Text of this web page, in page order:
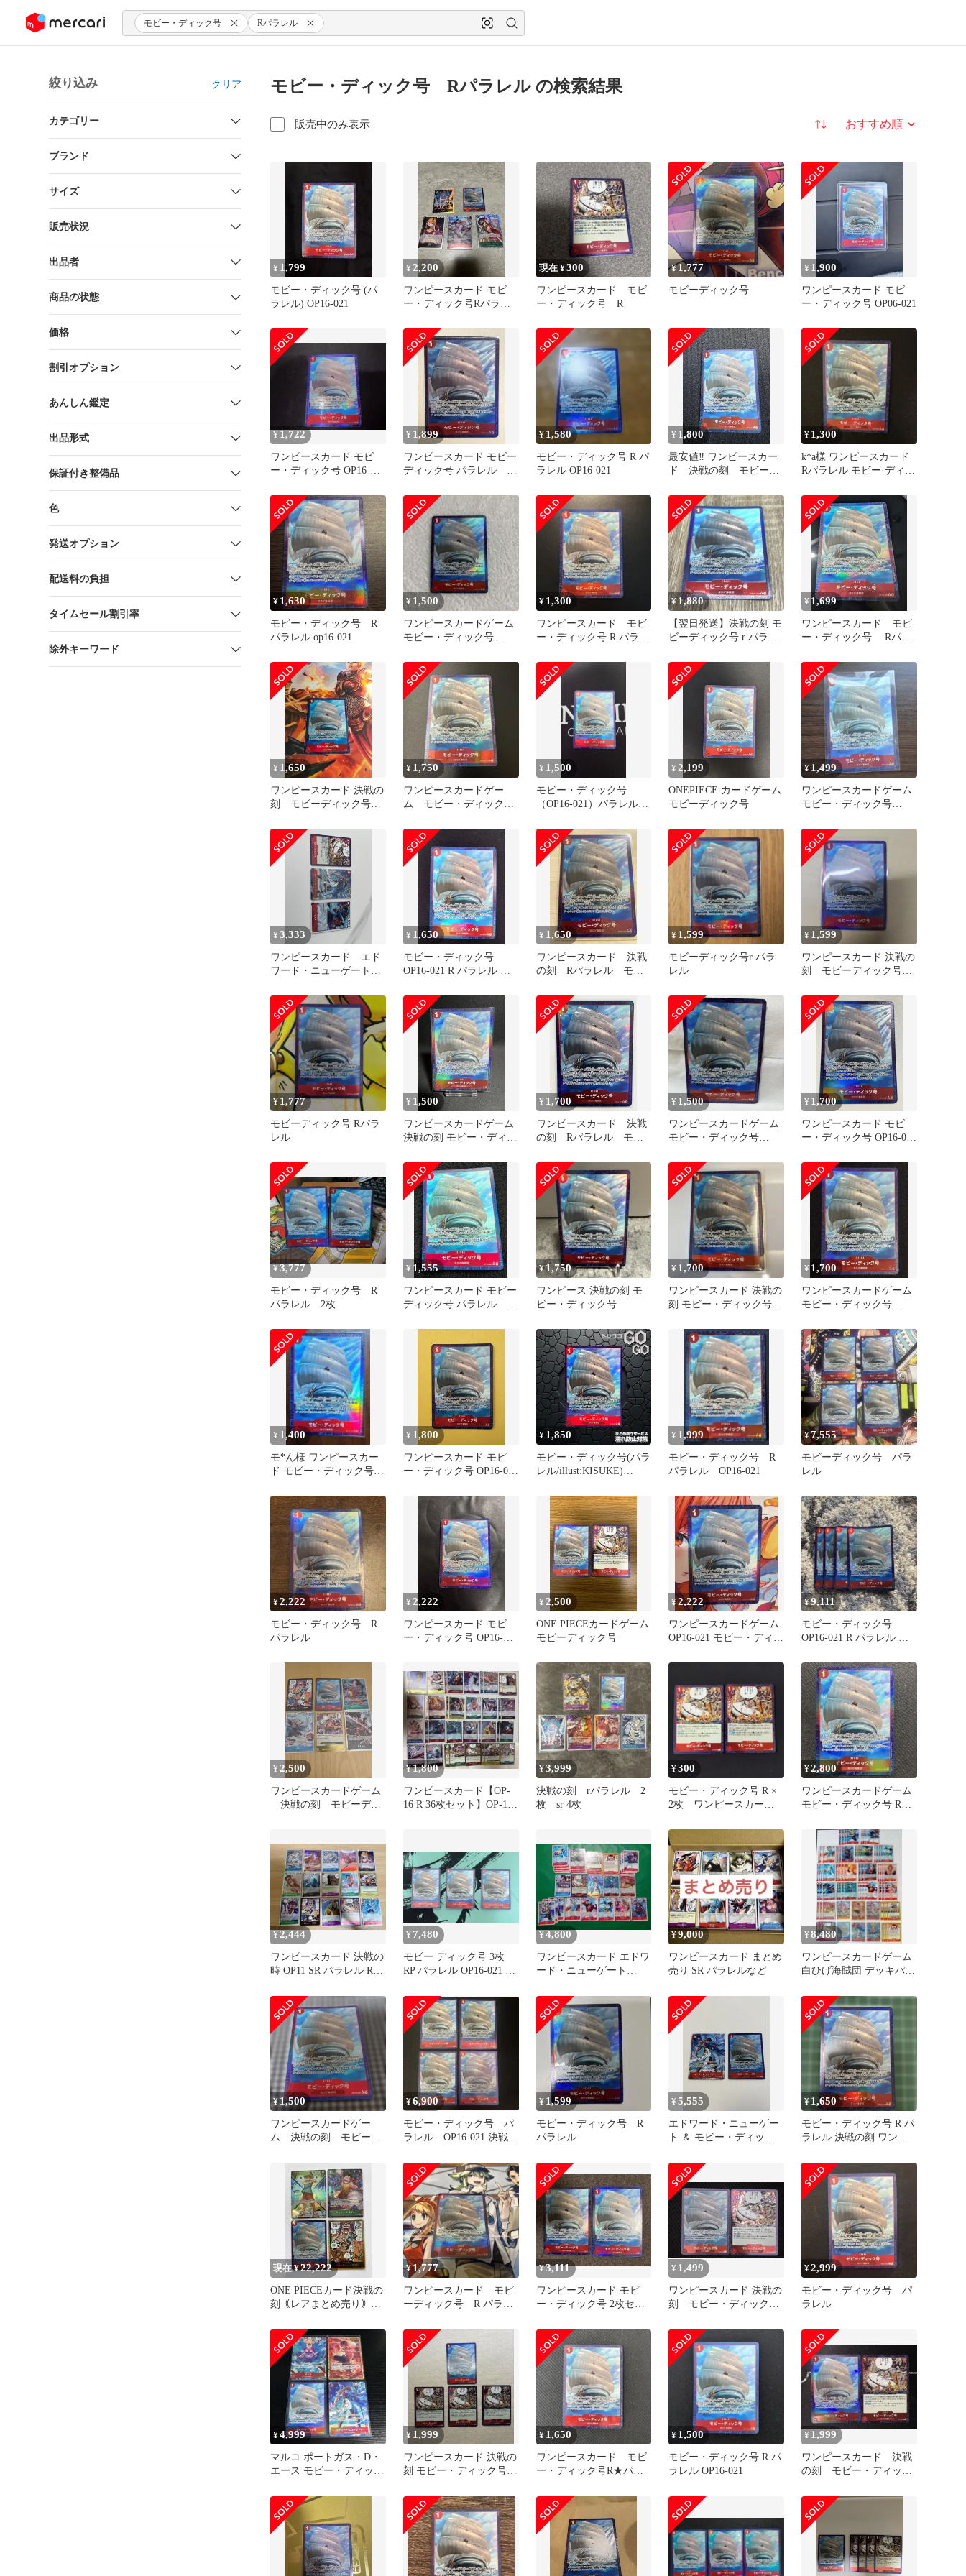
ツにスキップ モビー・ディック号 Rパラレル
絞り込み クリア
カテゴリー
ブランド
サイズ
販売状況
出品者
商品の状態
価格
割引オプション
あんしん鑑定
出品形式
保証付き整備品
色
発送オプション
配送料の負担
タイムセール割引率
除外キーワード
モビー・ディック号 Rパラレル の検索結果
販売中のみ表示 並び替え
¥ 1,799
モビー・ディック号 (パ
ラレル) OP16-021
¥ 2,200
ワンピースカード モビ
ー・ディック号Rパラレ
現在 ¥300
ワンピースカード モビ
ー・ディック号 R
¥1,777
モビーディック号
¥ 1,900
ワンピースカード モビ
ー・ディック号 OP06-021
¥ 1,722
ワンピースカード モビ
ー・ディック号 OP16-
¥ 1,899
ワンピースカード モビー
ディック号 パラレル 決
¥ 1,580
モビー・ディック号 R パ
ラレル OP16-021
¥ 1,800
最安値‼️ ワンピースカー
ド 決戦の刻 モビーデ
¥ 1,300
k*a様 ワンピースカード
Rパラレル モビー·ディッ
¥ 1,630
モビー・ディック号 R
パラレル op16-021
¥ 1,500
ワンピースカードゲーム
モビー・ディック号
¥ 1,300
ワンピースカード モビ
ー・ディック号 R パラレ
¥1,880
【翌日発送】決戦の刻 モ
ビーディック号 r パラレ
¥ 1,699
ワンピースカード モビ
ー・ディック号 Rパラ
¥ 1,650
ワンピースカード 決戦の
刻 モビーディック号
¥ 1,750
ワンピースカードゲー
ム モビー・ディック
¥ 1,500
モビー・ディック号
（OP16-021）パラレルレ
¥ 2,199
ONEPIECE カードゲーム
モビーディック号
¥1,499
ワンピースカードゲーム
モビー・ディック号
¥3,333
ワンピースカード エド
ワード・ニューゲート
¥ 1,650
モビー・ディック号
OP16-021 R パラレル 決
¥ 1,650
ワンピースカード 決戦
の刻 Rパラレル モビ
¥ 1,599
モビーディック号r パラ
レル
¥ 1,599
ワンピースカード 決戦の
刻 モビーディック号
¥ 1,777
モビーディック号 Rパラ
レル
¥ 1,500
ワンピースカードゲーム
決戦の刻 モビー・ディッ
¥ 1,700
ワンピースカード 決戦
の刻 Rパラレル モビ
¥ 1,500
ワンピースカードゲーム
モビー・ディック号
¥ 1,700
ワンピースカード モビ
ー・ディック号 OP16-021
¥3,777
モビー・ディック号 R
パラレル 2枚
¥ 1,555
ワンピースカード モビー
ディック号 パラレル 決
¥1,750
ワンピース 決戦の刻 モ
ビー・ディック号
¥ 1,700
ワンピースカード 決戦の
刻 モビー・ディック号
¥ 1,700
ワンピースカードゲーム
モビー・ディック号
¥ 1,400
モ*ん様 ワンピースカー
ド モビー・ディック号
決
¥ 1,800
ワンピースカード モビ
ー・ディック号 OP16-021
¥ 1,850
モビー・ディック号(パラ
レル/illust:KISUKE)
プレー用 決戦の刻【OP-
16】1
¥ 1,999
モビー・ディック号 R
パラレル OP16-021
¥7,555
モビーディック号 パラ
レル
¥2,222
モビー・ディック号 R
パラレル
¥ 2,222
ワンピースカード モビ
ー・ディック号 OP16-
¥ 2,500
ONE PIECEカードゲーム
モビーディック号
¥2,222
ワンピースカードゲーム
OP16-021 モビー・ディッ
¥9,111
モビー・ディック号
OP16-021 R パラレル レ
¥ 2,500
ワンピースカードゲーム
決戦の刻 モビーディ
¥1,800
ワンピースカード【OP-
16 R 36枚セット】OP-16
¥3,999
決戦の刻 rパラレル 2
枚 sr 4枚
¥300
モビー・ディック号 R ×
2枚 ワンピースカード
¥2,800
ワンピースカードゲーム
モビー・ディック号 Rパ
¥2,444
ワンピースカード 決戦の
時 OP11 SR パラレル R
¥ 7,480
モビー ディック号 3枚
RP パラレル OP16-021 白
¥4,800
ワンピースカード エドワ
ード・ニューゲート
の刻
¥9,000
ワンピースカード まとめ
売り SR パラレルなど
¥8,480
ワンピースカードゲーム
白ひげ海賊団 デッキパー
他
¥ 1,500
ワンピースカードゲー
ム 決戦の刻 モビー・
¥6,900
モビー・ディック号 パ
ラレル OP16-021 決戦の
¥ 1,599
モビー・ディック号 R
パラレル
¥5,555
エドワード・ニューゲー
ト ＆ モビー・ディック
¥ 1,650
モビー・ディック号 R パ
ラレル 決戦の刻 ワンピ
現在 ¥22,222
ONE PIECEカード決戦の
刻｟レアまとめ売り｠ル
¥1,777
ワンピースカード モビ
ーディック号 R パラレ
¥3,111
ワンピースカード モビ
ー・ディック号 2枚セッ
¥ 1,499
ワンピースカード 決戦の
刻 モビー・ディック
¥2,999
モビー・ディック号 パ
ラレル
¥4,999
マルコ ポートガス・D・
エース モビー・ディック
ート
¥ 1,999
ワンピースカード 決戦の
刻 モビー・ディック号 4
¥ 1,650
ワンピースカード モビ
ー・ディック号R★パラ
¥ 1,500
モビー・ディック号 R パ
ラレル OP16-021
¥ 1,999
ワンピースカード 決戦
の刻 モビー・ディック
き